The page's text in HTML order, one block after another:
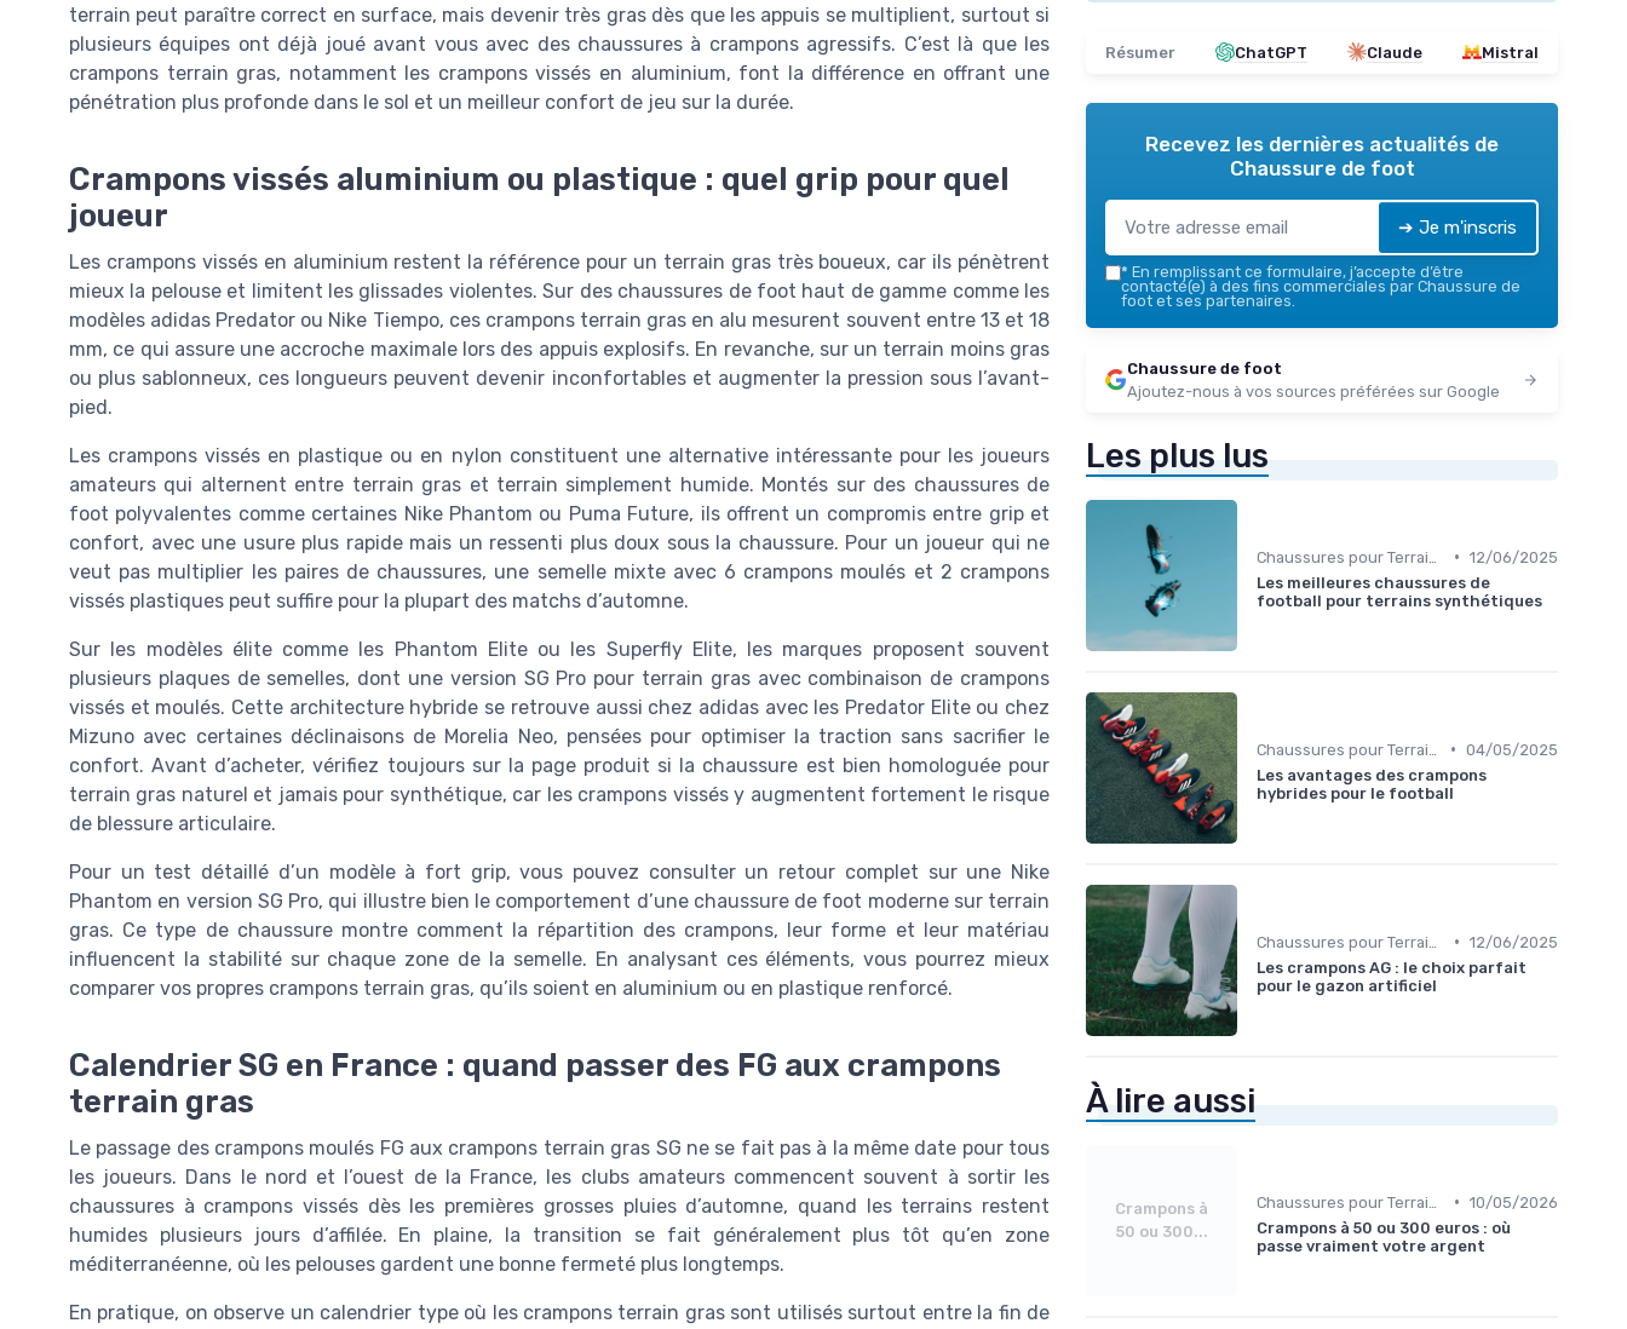
terrain peut paraître correct en surface, mais devenir très gras dès que les appuis se multiplient, surtout si
plusieurs équipes ont déjà joué avant vous avec des chaussures à crampons agressifs. C’est là que les
crampons terrain gras, notamment les crampons vissés en aluminium, font la différence en offrant une
pénétration plus profonde dans le sol et un meilleur confort de jeu sur la durée.
Crampons vissés aluminium ou plastique : quel grip pour quel
joueur
Les crampons vissés en aluminium restent la référence pour un terrain gras très boueux, car ils pénètrent
mieux la pelouse et limitent les glissades violentes. Sur des chaussures de foot haut de gamme comme les
modèles adidas Predator ou Nike Tiempo, ces crampons terrain gras en alu mesurent souvent entre 13 et 18
mm, ce qui assure une accroche maximale lors des appuis explosifs. En revanche, sur un terrain moins gras
ou plus sablonneux, ces longueurs peuvent devenir inconfortables et augmenter la pression sous l’avant-
pied.
Les crampons vissés en plastique ou en nylon constituent une alternative intéressante pour les joueurs
amateurs qui alternent entre terrain gras et terrain simplement humide. Montés sur des chaussures de
foot polyvalentes comme certaines Nike Phantom ou Puma Future, ils offrent un compromis entre grip et
confort, avec une usure plus rapide mais un ressenti plus doux sous la chaussure. Pour un joueur qui ne
veut pas multiplier les paires de chaussures, une semelle mixte avec 6 crampons moulés et 2 crampons
vissés plastiques peut suffire pour la plupart des matchs d’automne.
Sur les modèles élite comme les Phantom Elite ou les Superfly Elite, les marques proposent souvent
plusieurs plaques de semelles, dont une version SG Pro pour terrain gras avec combinaison de crampons
vissés et moulés. Cette architecture hybride se retrouve aussi chez adidas avec les Predator Elite ou chez
Mizuno avec certaines déclinaisons de Morelia Neo, pensées pour optimiser la traction sans sacrifier le
confort. Avant d’acheter, vérifiez toujours sur la page produit si la chaussure est bien homologuée pour
terrain gras naturel et jamais pour synthétique, car les crampons vissés y augmentent fortement le risque
de blessure articulaire.
Pour un test détaillé d’un modèle à fort grip, vous pouvez consulter un retour complet sur une Nike
Phantom en version SG Pro, qui illustre bien le comportement d’une chaussure de foot moderne sur terrain
gras. Ce type de chaussure montre comment la répartition des crampons, leur forme et leur matériau
influencent la stabilité sur chaque zone de la semelle. En analysant ces éléments, vous pourrez mieux
comparer vos propres crampons terrain gras, qu’ils soient en aluminium ou en plastique renforcé.
Calendrier SG en France : quand passer des FG aux crampons
terrain gras
Le passage des crampons moulés FG aux crampons terrain gras SG ne se fait pas à la même date pour tous
les joueurs. Dans le nord et l’ouest de la France, les clubs amateurs commencent souvent à sortir les
chaussures à crampons vissés dès les premières grosses pluies d’automne, quand les terrains restent
humides plusieurs jours d’affilée. En plaine, la transition se fait généralement plus tôt qu’en zone
méditerranéenne, où les pelouses gardent une bonne fermeté plus longtemps.
En pratique, on observe un calendrier type où les crampons terrain gras sont utilisés surtout entre la fin de
Résumer ChatGPT Claude Mistral
Recevez les dernières actualités de
Chaussure de foot
➔ Je m'inscris
* En remplissant ce formulaire, j’accepte d’être
contacté(e) à des fins commerciales par Chaussure de
foot et ses partenaires.
Chaussure de foot
Ajoutez-nous à vos sources préférées sur Google
Les plus lus
• 12/06/2025
Les meilleures chaussures de
football pour terrains synthétiques
• 04/05/2025
Les avantages des crampons
hybrides pour le football
• 12/06/2025
Les crampons AG : le choix parfait
pour le gazon artificiel
À lire aussi
Crampons à
50 ou 300...
• 10/05/2026
Crampons à 50 ou 300 euros : où
passe vraiment votre argent